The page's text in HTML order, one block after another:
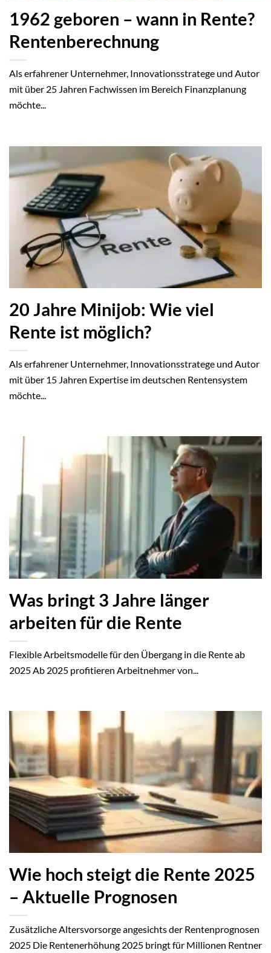
1962 geboren – wann in Rente?
Rentenberechnung
Als erfahrener Unternehmer, Innovationsstratege und Autor
mit über 25 Jahren Fachwissen im Bereich Finanzplanung
möchte...
20 Jahre Minijob: Wie viel
Rente ist möglich?
Als erfahrener Unternehmer, Innovationsstratege und Autor
mit über 15 Jahren Expertise im deutschen Rentensystem
möchte...
Was bringt 3 Jahre länger
arbeiten für die Rente
Flexible Arbeitsmodelle für den Übergang in die Rente ab
2025 Ab 2025 profitieren Arbeitnehmer von...
Wie hoch steigt die Rente 2025
– Aktuelle Prognosen
Zusätzliche Altersvorsorge angesichts der Rentenprognosen
2025 Die Rentenerhöhung 2025 bringt für Millionen Rentner